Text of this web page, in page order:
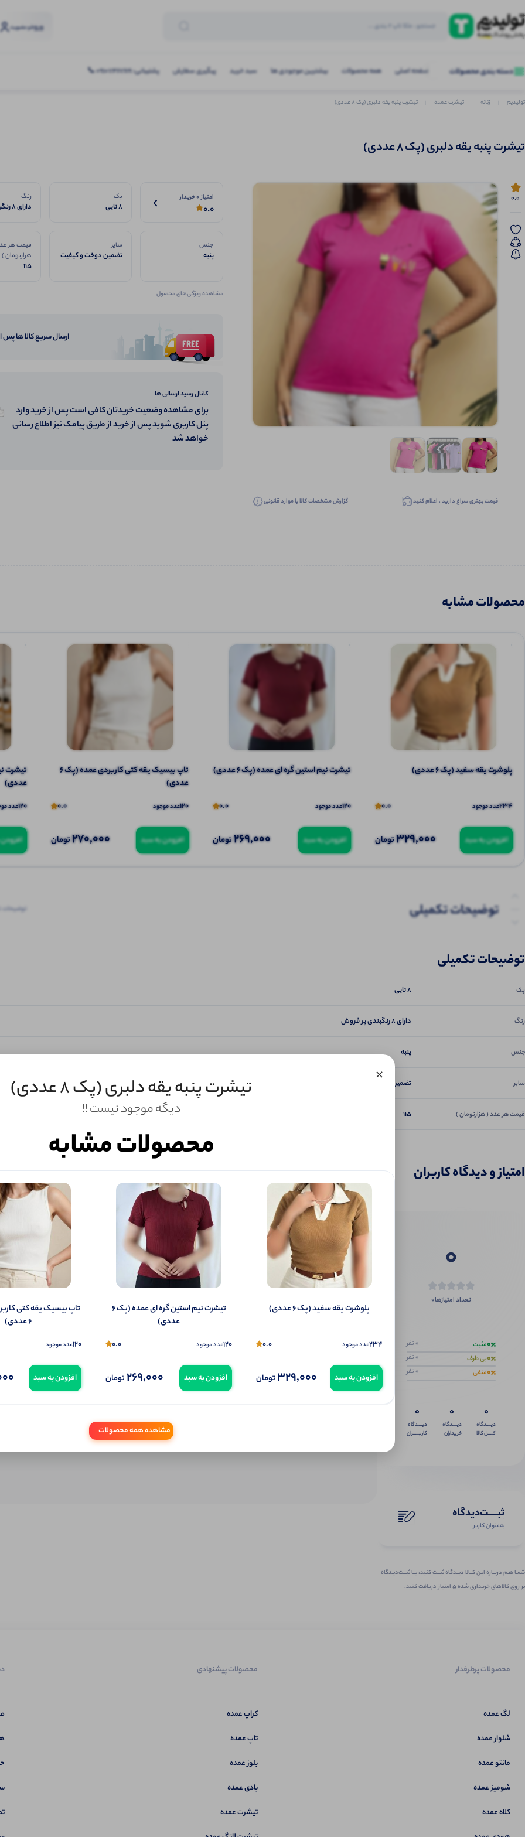
ورودو عضویت
دسته بندی محصولات صفحه اصلی همه محصولات بیشترین موجودی ها سبد خرید پیگیری سفارش پشتیبانی: 09107467619 📞
تولیدیم زنانه تیشرت عمده تیشرت پنبه یقه دلبری (پک 8 عددی)
تیشرت پنبه یقه دلبری (پک 8 عددی)
0.0
قیمت بهتری سراغ دارید ، اعلام کنید گزارش مشخصات کالا یا موارد قانونی
امتیاز 0 خریدار
0.0
پک
8 تایی
رنگ
جنس
پنبه
سایر
تضمین دوخت و کیفیت
قیمت هر
هزارتومان )
115
مشاهده ویژگی‌های محصول
ارسال سریع کالا ها
کانال رسید ارسالی ها
برای مشاهده وضعیت خریدتان کافی است پس از خرید وارد
پنل کاربری شوید پس از خرید از طریق پیامک نیز اطلاع رسانی
خواهد شد
محصولات مشابه
پلوشرت یقه سفید (پک 6 عددی)
234عدد موجود 0.0
افزودن به سبد 329,000تومان
تیشرت نیم‌ استین گره ای عمده (پک 6 عددی)
120عدد موجود 0.0
افزودن به سبد 269,000تومان
تاپ بیسیک یقه کتی کاربردی عمده (پک 6
عددی)
120عدد موجود 0.0
افزودن به سبد 270,000تومان
عددی)
120عدد
توضیحات تکمیلی
توضیحات
توضیحات تکمیلی
پک 8 تایی
رنگ دارای 8 رنگبندی پر فروش
جنس پنبه
سایر تضمین دوخت و کیفیت
قیمت هر عدد ( هزارتومان ) 115
امتیاز و دیدگاه کاربران
0
تعداد امتیازها0
0مثبت 0 نفر
0بی طرف 0 نفر
0منفی 0 نفر
0
دیــــدگاه
کــــل کالا
0
دیــــدگاه
خریداران
0
دیــــدگاه
کاربـــــران
ثبـــــت‌دیدگاه
به‌عنوان کاربر
شمـا هـم دربـاره ایـن کــالا دیــدگاه ثبــت کنید، بــا ثبــت‌دیـدگاه
بر روی کالاهای خریداری شده ۵ امتیاز دریافت کنید.
ثبـــــت‌دیدگاه
به‌عنوان کاربر
شما هم می‌توانید در مورد این کالا نظر دهید.
اگر این محصول را قبلا خریده باشید، دیدگاه شما به عنوان خریدار ثبت خواهد شد. همچنین در صورت
محصولات پرطرفدار
لگ عمده
شلوار عمده
مانتو عمده
شومیز عمده
کلاه عمده
محصولات پیشنهادی
کراپ عمده
تاپ عمده
بلوز عمده
بادی عمده
تیشرت عمده
× تیشرت پنبه یقه دلبری (پک 8 عددی)
دیگه موجود نیست !!
محصولات مشابه
پلوشرت یقه سفید (پک 6 عددی)
234عدد موجود 0.0
افزودن به سبد 329,000تومان
تیشرت نیم‌ استین گره ای عمده (پک 6
عددی)
120عدد موجود 0.0
افزودن به سبد 269,000تومان
تاپ بیسیک یقه کتی
6 عددی)
120عدد موجود
افزودن به سبد
مشاهده همه محصولات